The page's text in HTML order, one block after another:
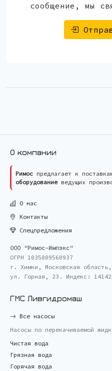
сообщение, мы
О компании
Римос предлагает к
оборудованиеведущих
О нас
Контакты
Спецпредложения
ООО "Римос-Импэкс"
ОГРН 1035009560937
г. Химки, Московская
ул. Горная, 23. Индекс:
ГМС Ливгидромаш
Все насосы
Насосы по перекачиваемой
Чистая вода
Грязная вода
Горячая вода